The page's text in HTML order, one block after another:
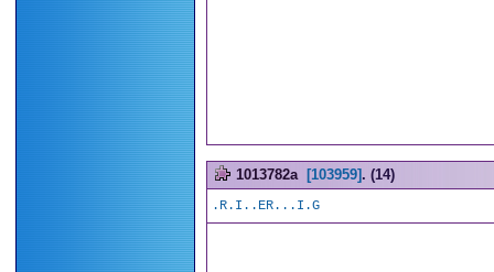
1013782a [103959] . (14)
.R.I..ER...I.G